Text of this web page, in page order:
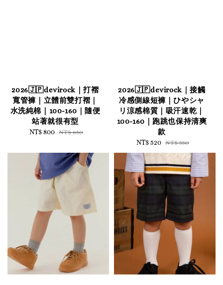
2026🇯🇵devirock｜打褶
寬管褲｜立體前雙打褶｜
水洗純棉｜100-160｜隨便
站著就很有型
Sale
NT$ 800 Regular
NT$ 850
2026🇯🇵devirock｜接觸
冷感側線短褲｜ひやシャ
リ涼感棉質｜吸汗速乾｜
100-160｜跑跳也保持清爽
款
Sale
price
NT$ 520 Regular
price
NT$ 550